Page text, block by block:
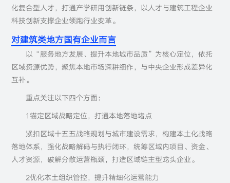
化复合型人才，打通产学研用创新链条，以人才与建筑工程企业
科技创新支撑企业领跑行业变革。
对建筑类地方国有企业而言
以“服务地方发展、提升本地城市品质”为核心定位，依托
区域资源优势，聚焦本地市场深耕细作，与中央企业形成差异化
互补。
重点关注以下四个方面：
1锚定区域战略定位，打通本地落地堵点
紧扣区域十五五战略规划与城市建设需求，构建本土化战略
落地体系，强化战略解码与执行闭环，统筹区域内项目、资金、
人才资源，破解分散运营瓶颈，打造区域链主型龙头企业。
2优化本土组织管控，提升精细化运营能力